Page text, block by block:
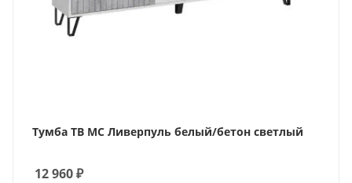
Тумба ТВ МС Ливерпуль белый/бетон светлый
12 960₽